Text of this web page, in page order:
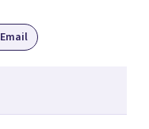
Email